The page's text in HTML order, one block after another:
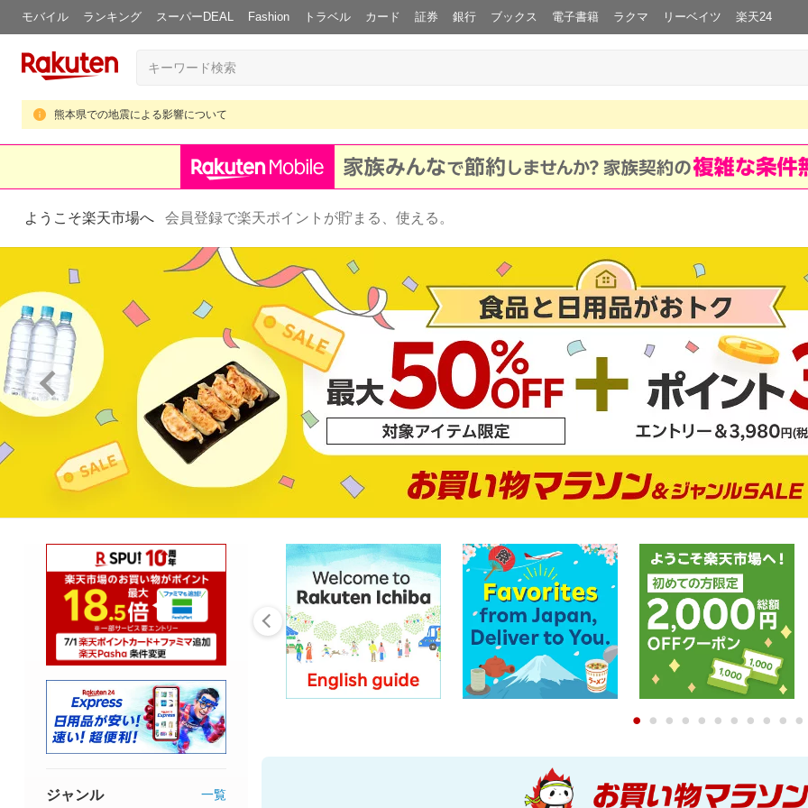
モバイル ランキング スーパーDEAL Fashion トラベル カード 証券 銀行 ブックス 電子書籍 ラクマ リーベイツ 楽天24
熊本県での地震による影響について
ようこそ楽天市場へ 会員登録で楽天ポイントが貯まる、使える。
0 1 2 3 4 5 6 7 8 9
ジャンル 一覧